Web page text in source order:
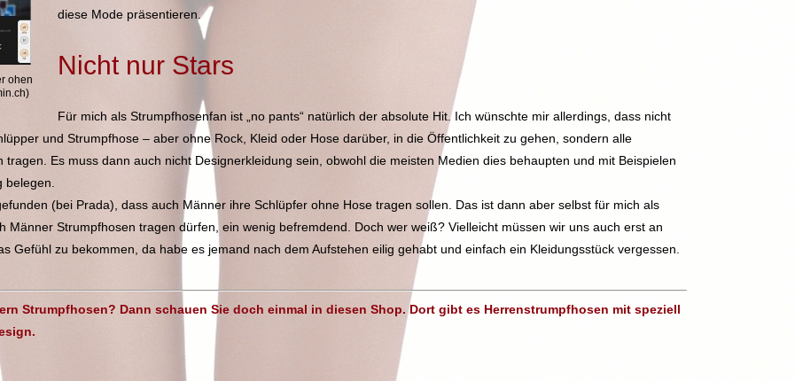
ohen
diese Mode präsentieren.
Nicht nur Stars
Für mich als Strumpfhosenfan ist „no pants“ natürlich der absolute Hit. Ich wünschte mir allerdings, dass nicht
und Strumpfhose – aber ohne Rock, Kleid oder Hose darüber, in die Öffentlichkeit zu gehen, sondern alle
tragen. Es muss dann auch nicht Designerkleidung sein, obwohl die meisten Medien dies behaupten und mit Beispielen
belegen.
(bei Prada), dass auch Männer ihre Schlüpfer ohne Hose tragen sollen. Das ist dann aber selbst für mich als
Männer Strumpfhosen tragen dürfen, ein wenig befremdend. Doch wer weiß? Vielleicht müssen wir uns auch erst an
Gefühl zu bekommen, da habe es jemand nach dem Aufstehen eilig gehabt und einfach ein Kleidungsstück vergessen.
Strumpfhosen? Dann schauen Sie doch einmal in diesen Shop. Dort gibt es Herrenstrumpfhosen mit speziell